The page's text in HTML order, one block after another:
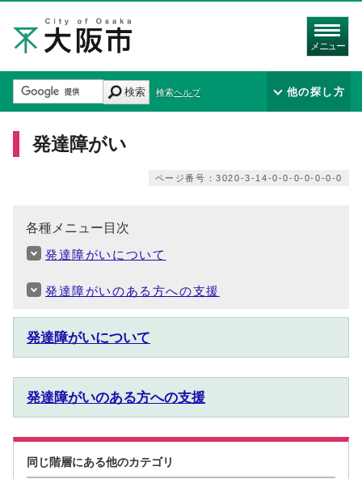
メニュー
検索 検索ヘルプ 他の探し方
発達障がい
ページ番号：3020-3-14-0-0-0-0-0-0-0
各種メニュー目次
発達障がいについて
発達障がいのある方への支援
発達障がいについて
発達障がいのある方への支援
同じ階層にある他のカテゴリ